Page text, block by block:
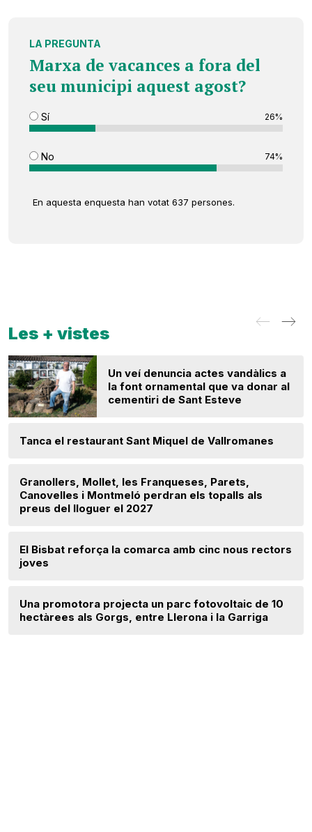
LA PREGUNTA
Marxa de vacances a fora del
seu municipi aquest agost?
Sí 26%
No 74%
En aquesta enquesta han votat 637 persones.
Les + vistes
Un veí denuncia actes vandàlics a
la font ornamental que va donar al
cementiri de Sant Esteve
Tanca el restaurant Sant Miquel de Vallromanes
Granollers, Mollet, les Franqueses, Parets,
Canovelles i Montmeló perdran els topalls als
preus del lloguer el 2027
El Bisbat reforça la comarca amb cinc nous rectors
joves
Una promotora projecta un parc fotovoltaic de 10
hectàrees als Gorgs, entre Llerona i la Garriga